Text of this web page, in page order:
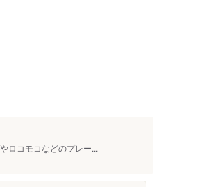
ロコモコなどのプレー...